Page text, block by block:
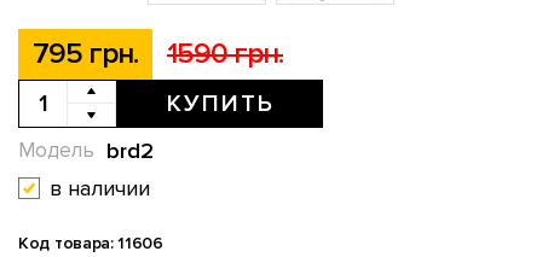
795 грн. 1590 грн.
КУПИТЬ
brd2
Модель
в наличии
Код товара: 11606